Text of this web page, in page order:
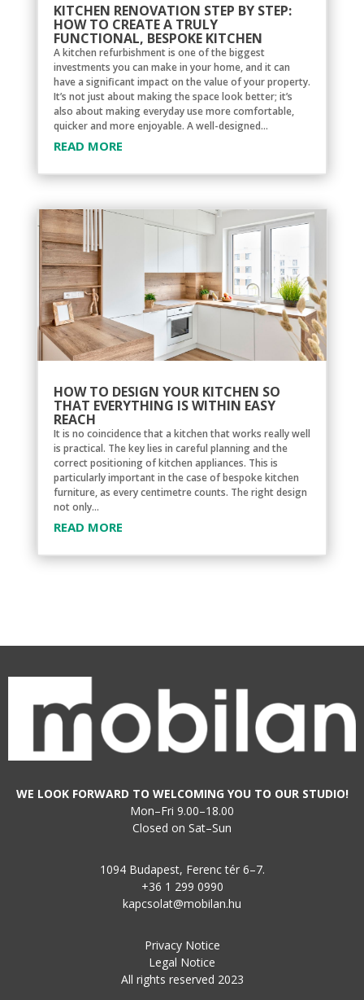
KITCHEN RENOVATION STEP BY STEP:
HOW TO CREATE A TRULY
FUNCTIONAL, BESPOKE KITCHEN
A kitchen refurbishment is one of the biggest
investments you can make in your home, and it can
have a significant impact on the value of your property.
It’s not just about making the space look better; it’s
also about making everyday use more comfortable,
quicker and more enjoyable. A well-designed...
READ MORE
HOW TO DESIGN YOUR KITCHEN SO
THAT EVERYTHING IS WITHIN EASY
REACH
It is no coincidence that a kitchen that works really well
is practical. The key lies in careful planning and the
correct positioning of kitchen appliances. This is
particularly important in the case of bespoke kitchen
furniture, as every centimetre counts. The right design
not only...
READ MORE
WE LOOK FORWARD TO WELCOMING YOU TO OUR STUDIO!
Mon–Fri 9.00–18.00
Closed on Sat–Sun
1094 Budapest, Ferenc tér 6–7.
+36 1 299 0990
kapcsolat@mobilan.hu
Privacy Notice
Legal Notice
All rights reserved 2023